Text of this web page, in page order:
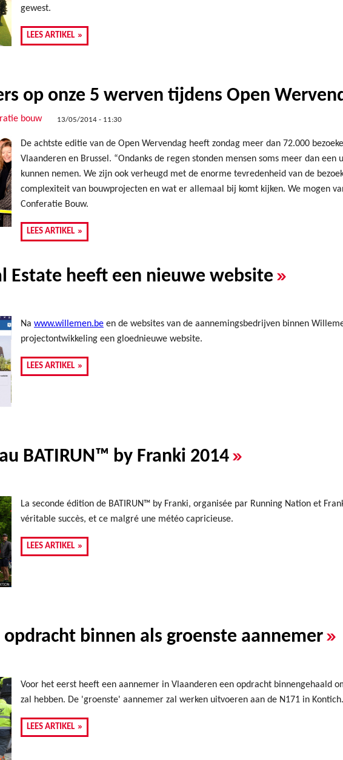
gewest.
LEES ARTIKEL »
op onze 5 werven tijdens Open
bouw 13/05/2014 - 11:30
De achtste editie van de Open Wervendag heeft zondag meer dan 72.000
Vlaanderen en Brussel. “Ondanks de regen stonden mensen soms meer dan
kunnen nemen. We zijn ook verheugd met de enorme tevredenheid van de
complexiteit van bouwprojecten en wat er allemaal bij komt kijken. We mogen
Conferatie Bouw.
LEES ARTIKEL »
Estate heeft een nieuwe website»
Na www.willemen.be en de websites van de aannemingsbedrijven binnen
projectontwikkeling een gloednieuwe website.
LEES ARTIKEL »
BATIRUN™ by Franki 2014»
La seconde édition de BATIRUN™ by Franki, organisée par Running Nation et
véritable succès, et ce malgré une météo capricieuse.
LEES ARTIKEL »
binnen als groenste aannemer»
Voor het eerst heeft een aannemer in Vlaanderen een opdracht binnengehaald
zal hebben. De 'groenste' aannemer zal werken uitvoeren aan de N171 in Kontich.
LEES ARTIKEL »